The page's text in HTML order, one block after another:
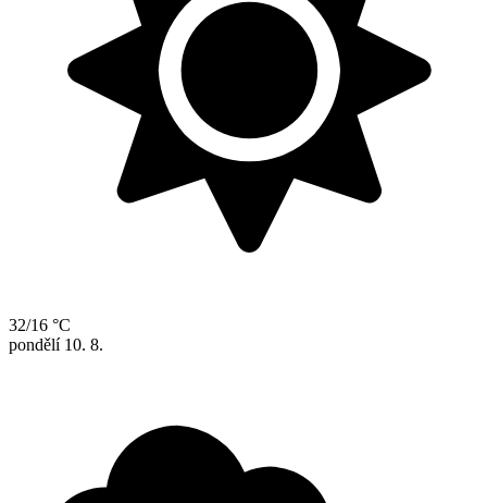
32/16 °C
pondělí 10. 8.